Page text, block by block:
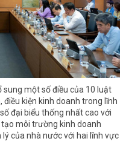
sung một số điều của 10 luật
kiện kinh doanh trong lĩnh
đại biểu thống nhất cao với
môi trường kinh doanh
của nhà nước với hai lĩnh vực